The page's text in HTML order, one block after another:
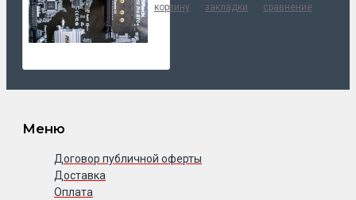
корзину
закладки
сравнение
Меню
Договор публичной оферты
Доставка
Оплата